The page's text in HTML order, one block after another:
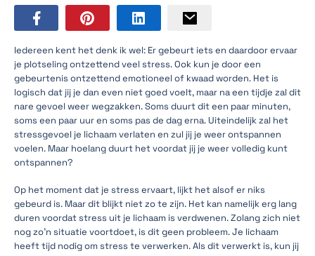
Iedereen kent het denk ik wel: Er gebeurt iets en daardoor ervaar
je plotseling ontzettend veel stress. Ook kun je door een
gebeurtenis ontzettend emotioneel of kwaad worden. Het is
logisch dat jij je dan even niet goed voelt, maar na een tijdje zal dit
nare gevoel weer wegzakken. Soms duurt dit een paar minuten,
soms een paar uur en soms pas de dag erna. Uiteindelijk zal het
stressgevoel je lichaam verlaten en zul jij je weer ontspannen
voelen. Maar hoelang duurt het voordat jij je weer volledig kunt
ontspannen?
Op het moment dat je stress ervaart, lijkt het alsof er niks
gebeurd is. Maar dit blijkt niet zo te zijn. Het kan namelijk erg lang
duren voordat stress uit je lichaam is verdwenen. Zolang zich niet
nog zo’n situatie voortdoet, is dit geen probleem. Je lichaam
heeft tijd nodig om stress te verwerken. Als dit verwerkt is, kun jij